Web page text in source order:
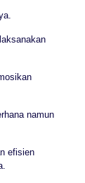
namun
efisien